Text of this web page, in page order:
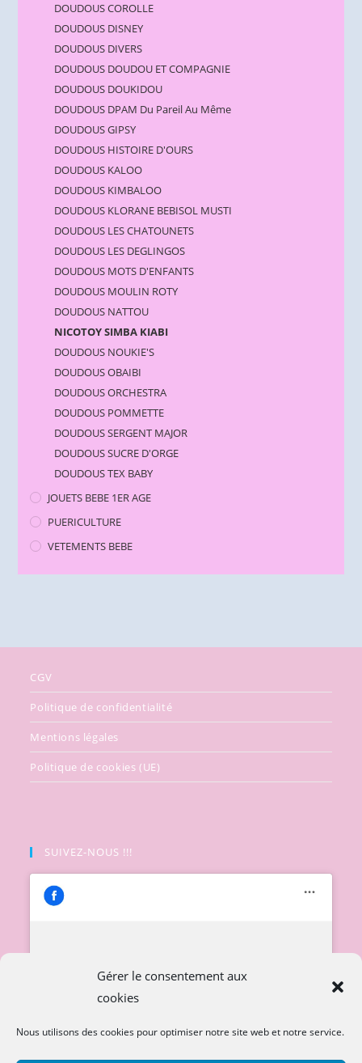
Gérer le consentement aux
cookies
Nous utilisons des cookies pour optimiser notre site web et notre service.
DOUDOUS COROLLE
DOUDOUS DISNEY
DOUDOUS DIVERS
DOUDOUS DOUDOU ET COMPAGNIE
DOUDOUS DOUKIDOU
DOUDOUS DPAM Du Pareil Au Même
DOUDOUS GIPSY
DOUDOUS HISTOIRE D'OURS
DOUDOUS KALOO
DOUDOUS KIMBALOO
DOUDOUS KLORANE BEBISOL MUSTI
DOUDOUS LES CHATOUNETS
DOUDOUS LES DEGLINGOS
DOUDOUS MOTS D'ENFANTS
DOUDOUS MOULIN ROTY
DOUDOUS NATTOU
NICOTOY SIMBA KIABI
DOUDOUS NOUKIE'S
DOUDOUS OBAIBI
DOUDOUS ORCHESTRA
DOUDOUS POMMETTE
DOUDOUS SERGENT MAJOR
DOUDOUS SUCRE D'ORGE
DOUDOUS TEX BABY
JOUETS BEBE 1ER AGE
PUERICULTURE
VETEMENTS BEBE
CGV
Politique de confidentialité
Mentions légales
Politique de cookies (UE)
SUIVEZ-NOUS !!!
Cliquez pour accepter les cookies
marketing et activer ce contenu